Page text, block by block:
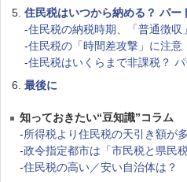
住民税はいつから納める？ パー
-住民税の納税時期、「普通徴収
-住民税の「時間差攻撃」に注意
-住民税はいくらまで非課税？
最後に
知っておきたい“豆知識”コラム
-所得税より住民税の天引き額が
-政令指定都市は「市民税と県民
-住民税の高い／安い自治体は？